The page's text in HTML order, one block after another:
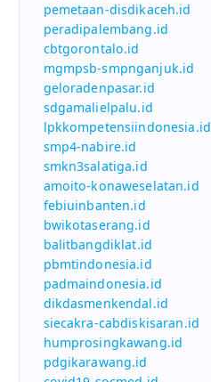
pemetaan-disdikaceh.id
peradipalembang.id
cbtgorontalo.id
mgmpsb-smpnganjuk.id
geloradenpasar.id
sdgamalielpalu.id
lpkkompetensiindonesia.id
smp4-nabire.id
smkn3salatiga.id
amoito-konaweselatan.id
febiuinbanten.id
bwikotaserang.id
balitbangdiklat.id
pbmtindonesia.id
padmaindonesia.id
dikdasmenkendal.id
siecakra-cabdiskisaran.id
humprosingkawang.id
pdgikarawang.id